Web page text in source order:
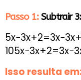
Passo 1:Subtrair
Isso resulta